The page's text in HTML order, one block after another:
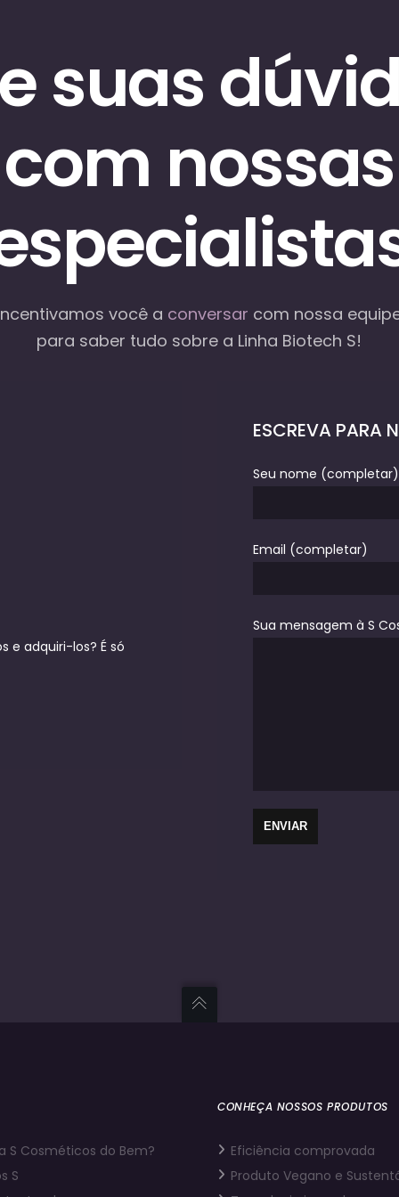
suas
com nossas
você a conversar com nossa
para saber tudo sobre a Linha Biotech S!
e adquiri-los? É só
ESCREVA PARA
Seu nome (completar)
Email (completar)
Sua mensagem à S
S Cosméticos do Bem?
S
CONHEÇA NOSSOS PRODUTOS
Eficiência comprovada
Produto Vegano e